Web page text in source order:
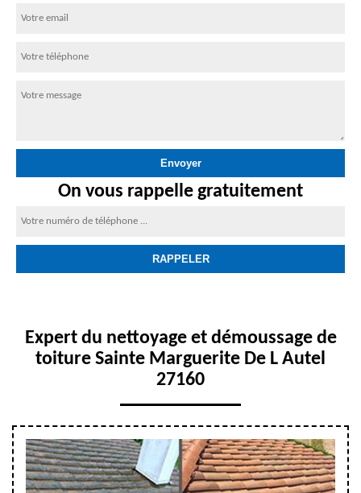
On vous rappelle gratuitement
Expert du nettoyage et démoussage de
toiture Sainte Marguerite De L Autel
27160